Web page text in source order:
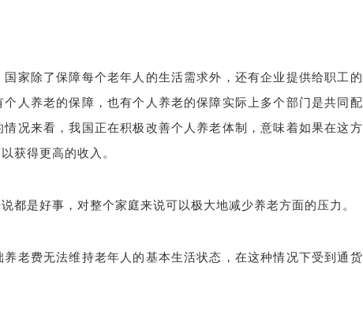
家除了保障每个老年人的生活需求外，还有企业提供给职工的
人养老的保障，也有个人养老的保障实际上多个部门是共同配
况来看，我国正在积极改善个人养老体制，意味着如果在这方
获得更高的收入。
都是好事，对整个家庭来说可以极大地减少养老方面的压力。
老费无法维持老年人的基本生活状态，在这种情况下受到通货